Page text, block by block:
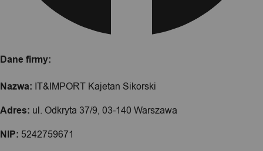
Dane firmy:
Nazwa: IT&IMPORT Kajetan Sikorski
Adres: ul. Odkryta 37/9, 03-140 Warszawa
NIP: 5242759671